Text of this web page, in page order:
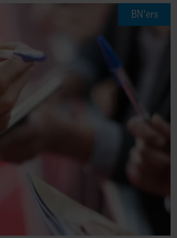
BN'ers